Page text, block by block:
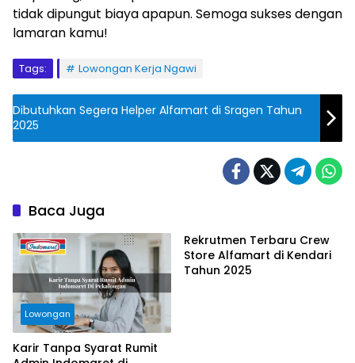
tidak dipungut biaya apapun. Semoga sukses dengan
lamaran kamu!
Tags: Lowongan Kerja Ngawi
Dibutuhkan Segera Helper Alfamart di Sragen Tahun
2025
Baca Juga
Lowongan
Karir Tanpa Syarat Rumit
Rekrutmen Terbaru Crew
Store Alfamart di Kendari
Tahun 2025